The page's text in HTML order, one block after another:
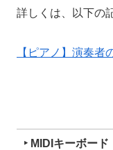
詳しくは、以下の
【ピアノ】演奏者
‣ MIDIキーボード